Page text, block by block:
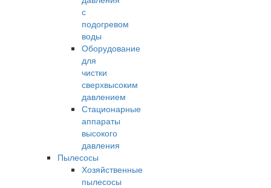
с
подогревом
воды
Оборудование
для
чистки
сверхвысоким
давлением
Стационарные
аппараты
высокого
давления
Пылесосы
Хозяйственные
пылесосы